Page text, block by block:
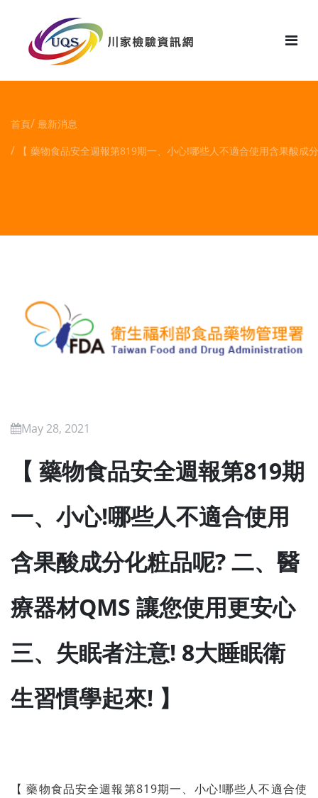
首頁 最新消息
【 藥物食品安全週報第819期一、小心!哪些人不適合使用含果酸
May 28, 2021
【 藥物食品安全週報第819期
一、小心!哪些人不適合使用
含果酸成分化粧品呢? 二、醫
療器材QMS 讓您使用更安心
三、失眠者注意! 8大睡眠衛
生習慣學起來! 】
【 藥物食品安全週報第819期一、小心!哪些人不適合使